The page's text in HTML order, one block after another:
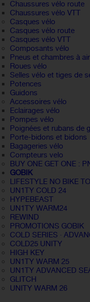
Chaussures vélo route
Chaussures vélo VTT
Casques vélo
Casques vélo route
Casques vélo VTT
Composants vélo
Pneus et chambres à air
Roues vélo
Selles vélo et tiges de
Potences
Guidons
Accessoires vélo
Eclairages vélo
Pompes vélo
Poignées et rubans de
Porte-bidons et bidons
Bagageries vélo
Compteurs velo
BUY ONE GET ONE :
GOBIK
LIFESTYLE NO BIKE
UN1TY COLD 24
HYPEBEAST
UN1TY WARM24
REWIND
PROMOTIONS GOBIK
COLD SERIES ·
COLD25 UNITY
HIGH KEY
UN1TY WARM 25
UN1TY ADVANCED
GLITCH
UNITY WARM 26